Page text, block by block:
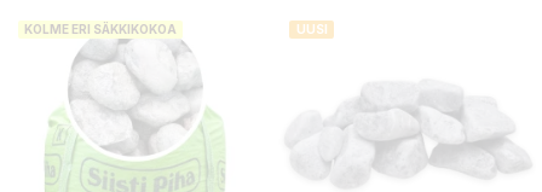
KOLME ERI SÄKKIKOKOA UUSI